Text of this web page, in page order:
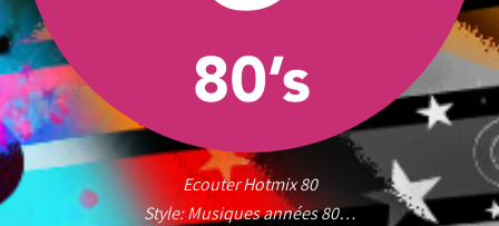
Ecouter Hotmix 80
Style: Musiques années 80…